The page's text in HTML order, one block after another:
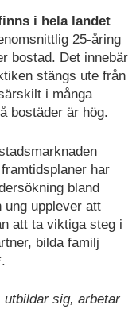
i hela landet
25-åring
bostad. Det innebär
stängs ute från
i många
bostäder är hög.
har
bland
ung upplever att
att ta viktiga steg i
bilda familj
utbildar sig, arbetar